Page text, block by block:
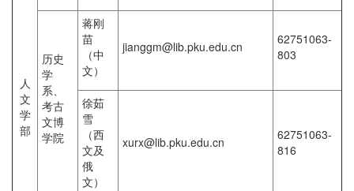
人
文
学
部
历史
学
系、
考古
文博
学院
蒋刚
苗
（中
文）
jianggm@lib.pku.edu.cn
62751063-
803
徐茹
雪
（西
文及
俄
文）
xurx@lib.pku.edu.cn
62751063-
816